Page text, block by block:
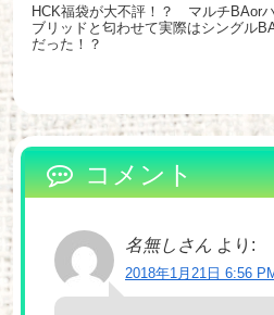
HCK福袋が大不評！？ マルチBAor
ブリッドと匂わせて実際はシングル
だった！？
コメント
名無しさん より:
2018年1月21日 6:56